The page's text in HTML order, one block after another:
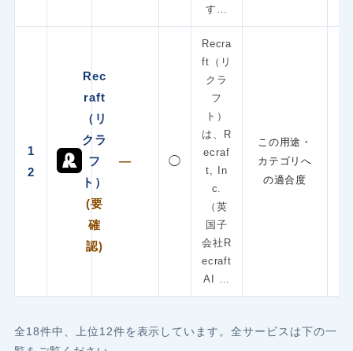
す…
1
2
Rec
raft
（リ
クラ
フ
ト）
(要
確
認)
— ◯
Recra
ft（リ
クラ
フ
ト）
は、R
ecraf
t, In
c.
（英
国子
会社R
ecraft
AI …
この用途・
カテゴリへ
の適合度
全18件中、上位12件を表示しています。全サービスは下の一